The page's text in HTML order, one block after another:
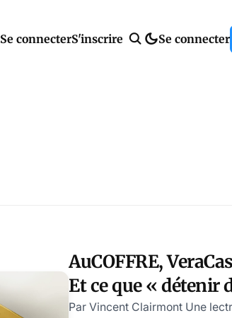
Se connecterS'inscrire Se connecter
AuCOFFRE,
Et ce que « détenir
veut dire : réponse
Par Vincent Clairmont Une lectrice me pose la